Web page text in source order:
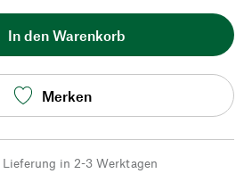
In den Warenkorb
Merken
Lieferung in 2-3 Werktagen